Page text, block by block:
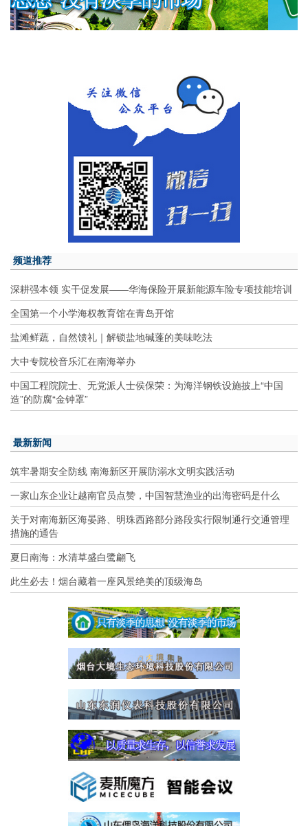
频道推荐
深耕强本领 实干促发展——华海保险开展新能源车险专项技能培训
全国第一个小学海权教育馆在青岛开馆
盐滩鲜蔬，自然馈礼｜解锁盐地碱蓬的美味吃法
大中专院校音乐汇在南海举办
中国工程院院士、无党派人士侯保荣：为海洋钢铁设施披上“中国
造”的防腐“金钟罩”
最新新闻
筑牢暑期安全防线 南海新区开展防溺水文明实践活动
一家山东企业让越南官员点赞，中国智慧渔业的出海密码是什么
关于对南海新区海晏路、明珠西路部分路段实行限制通行交通管理
措施的通告
夏日南海：水清草盛白鹭翩飞
此生必去！烟台藏着一座风景绝美的顶级海岛